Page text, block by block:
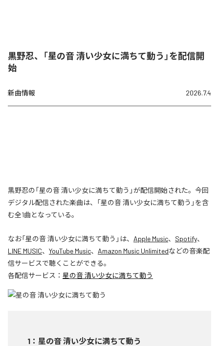
黒野忍、「星の音 清い少女に満ちて動う」を配信開
始
新曲情報 2026.7.4
黒野忍の「星の音 清い少女に満ちて動う」が配信開始された。今回
デジタル配信された楽曲は、「星の音 清い少女に満ちて動う」を含
む全1曲となっている。
なお「星の音 清い少女に満ちて動う 」は、 Apple Music、 Spotify、
LINE MUSIC、 YouTube Music、 Amazon Music Unlimitedなどの音楽配
信サービスで聴くことができる。
各配信サービス： 星の音 清い少女に満ちて動う
1 ： 星の音 清い少女に満ちて動う